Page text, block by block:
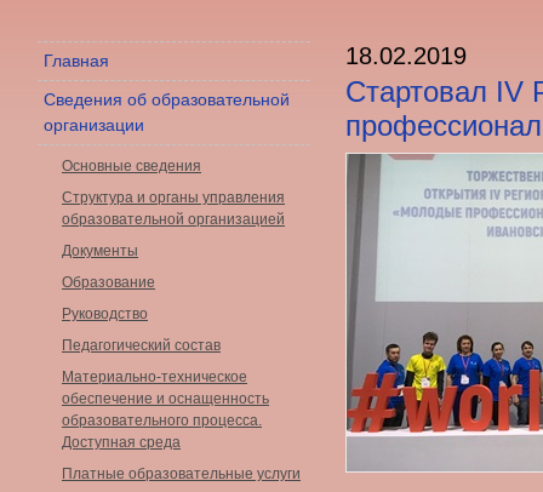
Главная
Сведения об образовательной
организации
Основные сведения
Структура и органы управления
образовательной организацией
Документы
Образование
Руководство
Педагогический состав
Материально-техническое
обеспечение и оснащенность
образовательного процесса.
Доступная среда
Платные образовательные услуги
18.02.2019
Стартовал IV